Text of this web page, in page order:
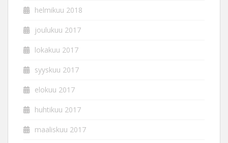
helmikuu 2018
joulukuu 2017
lokakuu 2017
syyskuu 2017
elokuu 2017
huhtikuu 2017
maaliskuu 2017